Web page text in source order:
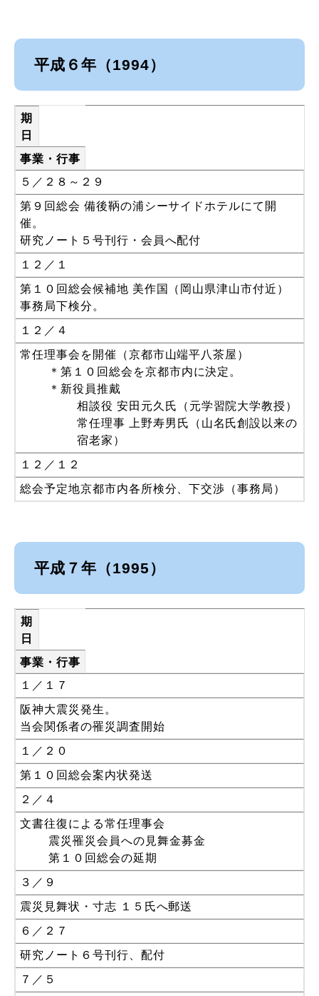
平成６年（1994）
期
日
事業・行事
５／２８～２９
第９回総会 備後鞆の浦シーサイドホテルにて開
催。
研究ノート５号刊行・会員へ配付
１２／１
第１０回総会候補地 美作国（岡山県津山市付近）
事務局下検分。
１２／４
常任理事会を開催（京都市山端平八茶屋）
＊第１０回総会を京都市内に決定。
＊新役員推戴
相談役 安田元久氏（元学習院大学教授）
常任理事 上野寿男氏（山名氏創設以来の
宿老家）
１２／１２
総会予定地京都市内各所検分、下交渉（事務局）
平成７年（1995）
期
日
事業・行事
１／１７
阪神大震災発生。
当会関係者の罹災調査開始
１／２０
第１０回総会案内状発送
２／４
文書往復による常任理事会
震災罹災会員への見舞金募金
第１０回総会の延期
３／９
震災見舞状・寸志 １５氏へ郵送
６／２７
研究ノート６号刊行、配付
７／５